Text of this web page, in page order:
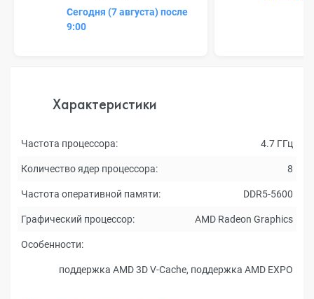
Сегодня (7 августа) после
9:00
Характеристики
Частота процессора: 4.7 ГГц
Количество ядер процессора: 8
Частота оперативной памяти: DDR5-5600
Графический процессор: AMD Radeon Graphics
Особенности:
поддержка AMD 3D V-Cache, поддержка AMD EXPO